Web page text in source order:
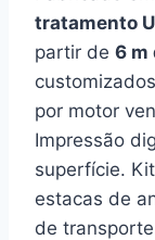
tratamento
partir de 6 m
por motor
Impressão
superfície.
estacas de
de